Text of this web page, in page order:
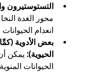
التستوستيرون
محور الغدة
انعدام الحيوانات
الحيوية): يمكن
الحيوانات